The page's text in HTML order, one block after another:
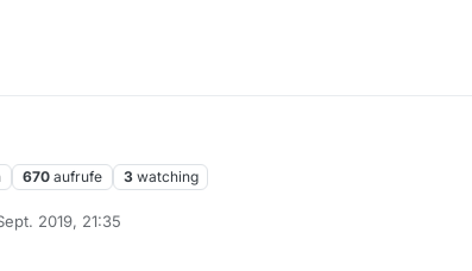
670 aufrufe 3 watching
2019, 21:35